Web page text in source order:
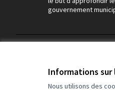
Informations sur
Nous utilisons des
gouvernement